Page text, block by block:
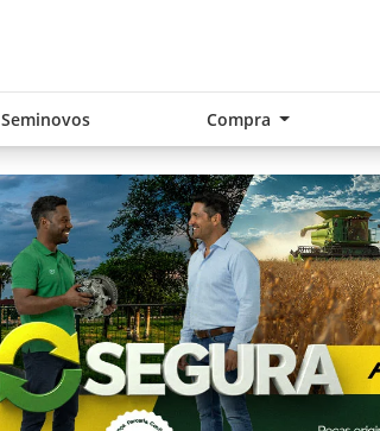
Seminovos Compra